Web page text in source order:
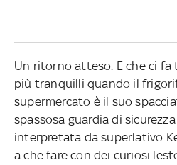
Un ritorno atteso. E che ci fa
più tranquilli quando il
supermercato è il suo
spassosa guardia di
interpretata da superlativo
a che fare con dei curiosi